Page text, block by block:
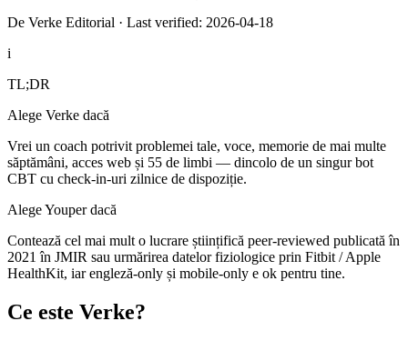
De Verke Editorial · Last verified: 2026-04-18
i
TL;DR
Alege Verke dacă
Vrei un coach potrivit problemei tale, voce, memorie de mai multe
săptămâni, acces web și 55 de limbi — dincolo de un singur bot
CBT cu check-in-uri zilnice de dispoziție.
Alege Youper dacă
Contează cel mai mult o lucrare științifică peer-reviewed publicată în
2021 în JMIR sau urmărirea datelor fiziologice prin Fitbit / Apple
HealthKit, iar engleză-only și mobile-only e ok pentru tine.
Ce este Verke?